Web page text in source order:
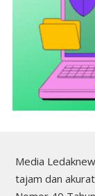
Media
tajam dan